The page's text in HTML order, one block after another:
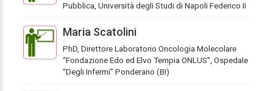
Pubblica, Università degli Studi di Napoli Federico II
Maria Scatolini
PhD, Direttore Laboratorio Oncologia Molecolare
“Fondazione Edo ed Elvo Tempia ONLUS”, Ospedale
“Degli Infermi” Ponderano (BI)